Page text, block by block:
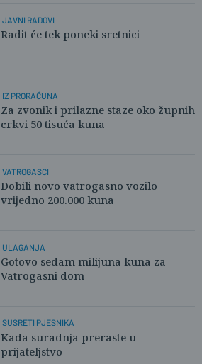
JAVNI RADOVI
Radit će tek poneki sretnici
IZ PRORAČUNA
Za zvonik i prilazne staze oko župnih
crkvi 50 tisuća kuna
VATROGASCI
Dobili novo vatrogasno vozilo
vrijedno 200.000 kuna
ULAGANJA
Gotovo sedam milijuna kuna za
Vatrogasni dom
SUSRETI PJESNIKA
Kada suradnja preraste u
prijateljstvo